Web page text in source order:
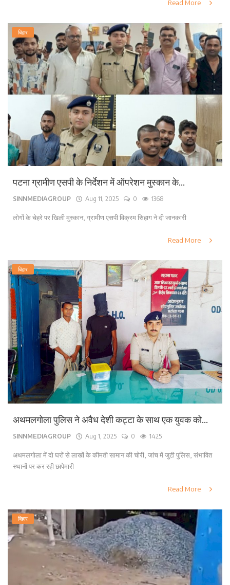
Read More
बिहार
पटना ग्रामीण एसपी के निर्देशन में ऑपरेशन मुस्कान के...
SINNMEDIAGROUP Aug 11, 2025 0 1368
लोगों के चेहरे पर खिली मुस्कान, ग्रामीण एसपी विक्रम सिहाग ने दी जानकारी
Read More
बिहार
अथमलगोला पुलिस ने अवैध देशी कट्टा के साथ एक युवक को...
SINNMEDIAGROUP Aug 1, 2025 0 1425
अथमलगोला में दो घरों से लाखों के कीमती सामान की चोरी, जांच में जुटी पुलिस, संभावित
स्थानों पर कर रही छापेमारी
Read More
बिहार